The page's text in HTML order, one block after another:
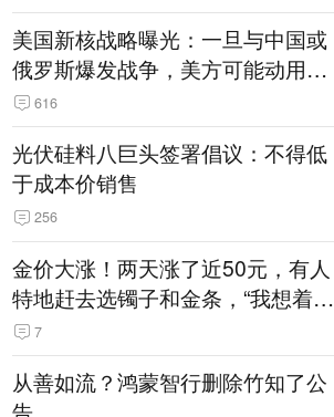
美国新核战略曝光：一旦与中国或
俄罗斯爆发战争，美方可能动用战
术核武器
616
光伏硅料八巨头签署倡议：不得低
于成本价销售
256
金价大涨！两天涨了近50元，有人
特地赶去选镯子和金条，“我想着买
起来可以保值，小批量进一些货”
7
从善如流？鸿蒙智行删除竹知了公